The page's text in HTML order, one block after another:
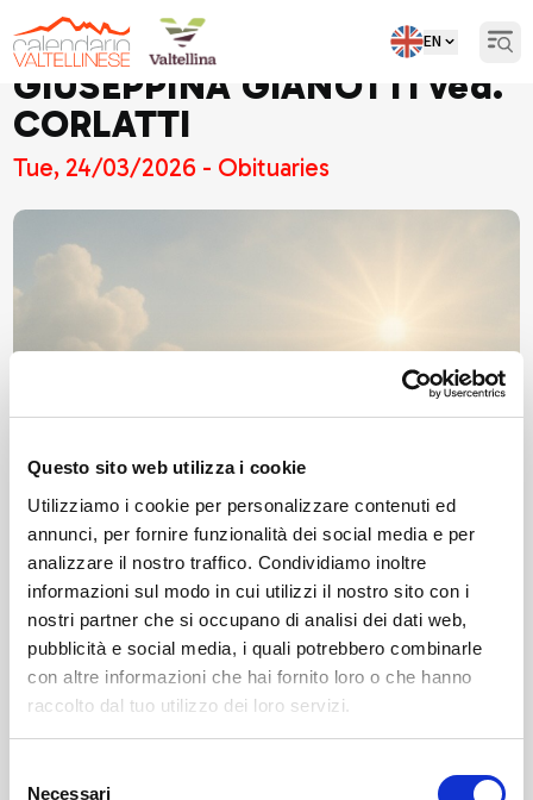
Questo sito web utilizza i cookie
Utilizziamo i cookie per personalizzare contenuti ed
annunci, per fornire funzionalità dei social media e per
analizzare il nostro traffico. Condividiamo inoltre
informazioni sul modo in cui utilizzi il nostro sito con i
nostri partner che si occupano di analisi dei dati web,
pubblicità e social media, i quali potrebbero combinarle
con altre informazioni che hai fornito loro o che hanno
raccolto dal tuo utilizzo dei loro servizi.
Necessari
EN
GIUSEPPINA GIANOTTI ved.
CORLATTI
Tue, 24/03/2026 - Obituaries